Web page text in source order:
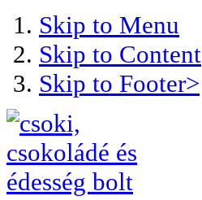
Skip to Menu
Skip to Content
Skip to Footer>